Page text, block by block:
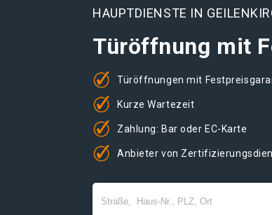
HAUPTDIENSTE IN
Türöffnung mit
Türöffnungen mit
Kurze Wartezeit
Zahlung: Bar oder EC-Karte
Anbieter von